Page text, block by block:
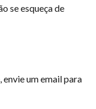
se esqueça de
um email para